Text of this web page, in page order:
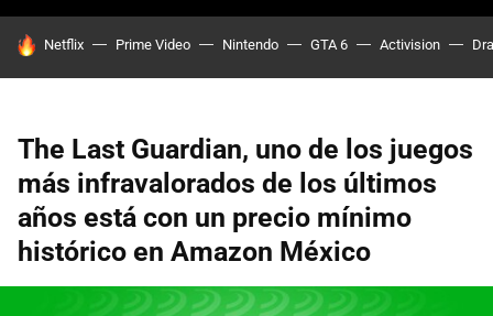
HOY SE HABLA DE
Netflix Prime Video Nintendo GTA 6 Activision
The Last Guardian, uno de los juegos
más infravalorados de los últimos
años está con un precio mínimo
histórico en Amazon México